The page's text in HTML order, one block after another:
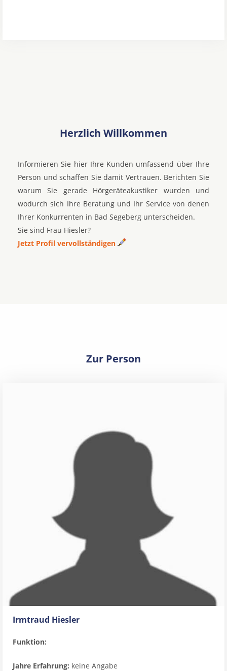
Herzlich Willkommen
Informieren Sie hier Ihre Kunden umfassend über Ihre
Person und schaffen Sie damit Vertrauen. Berichten Sie
warum Sie gerade Hörgeräteakustiker wurden und
wodurch sich Ihre Beratung und Ihr Service von denen
Ihrer Konkurrenten in Bad Segeberg unterscheiden.
Sie sind Frau Hiesler?
Jetzt Profil vervollständigen
Zur Person
Irmtraud Hiesler
Funktion:
Jahre Erfahrung: keine Angabe